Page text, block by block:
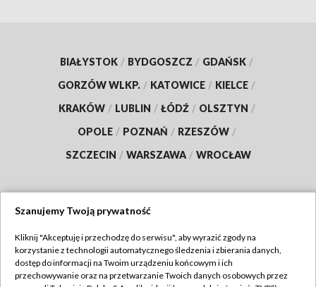
BIAŁYSTOK / BYDGOSZCZ / GDAŃSK /
GORZÓW WLKP. / KATOWICE / KIELCE /
KRAKÓW / LUBLIN / ŁÓDŹ / OLSZTYN /
OPOLE / POZNAŃ / RZESZÓW /
SZCZECIN / WARSZAWA / WROCŁAW
TVP
Abonament TVP
Regulamin TVP
Szanujemy Twoją prywatność
Kliknij "Akceptuję i przechodzę do serwisu", aby wyrazić zgody na
korzystanie z technologii automatycznego śledzenia i zbierania danych,
dostęp do informacji na Twoim urządzeniu końcowym i ich
przechowywanie oraz na przetwarzanie Twoich danych osobowych przez